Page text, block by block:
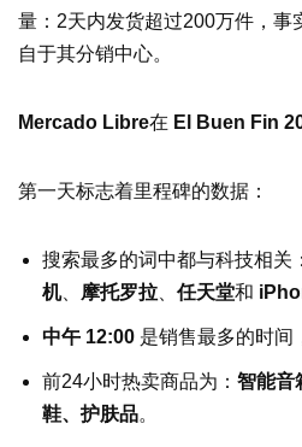
量：2天内发货超过200万件，事
自于其分销中心。
Mercado Libre在 El Buen Fin
第一天标志着里程碑的数据：
搜索最多的词中都与科技相关：
机、 摩托罗拉 任天堂和
中午 12:00 是销售最多的时间
前24小时热卖商品为： 智能音
鞋、 护肤品。